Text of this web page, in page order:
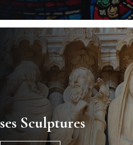
ses Sculptures